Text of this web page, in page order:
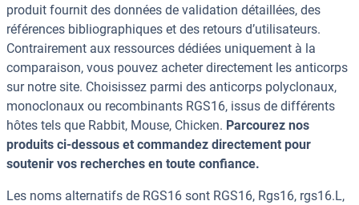
produit fournit des données de validation détaillées, des
références bibliographiques et des retours d’utilisateurs.
Contrairement aux ressources dédiées uniquement à la
comparaison, vous pouvez acheter directement les anticorps
sur notre site. Choisissez parmi des anticorps polyclonaux,
monoclonaux ou recombinants RGS16, issus de différents
hôtes tels que Rabbit, Mouse, Chicken. Parcourez nos
produits ci-dessous et commandez directement pour
soutenir vos recherches en toute confiance.
Les noms alternatifs de RGS16 sont RGS16, Rgs16, rgs16.L,